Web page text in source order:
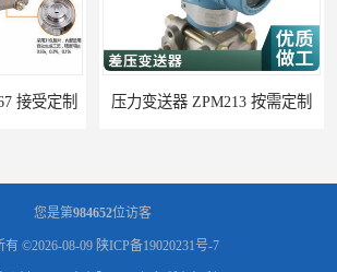
按需定制
您是第984652位访客
有 ©2026-08-09 陕ICP备19020231号-7